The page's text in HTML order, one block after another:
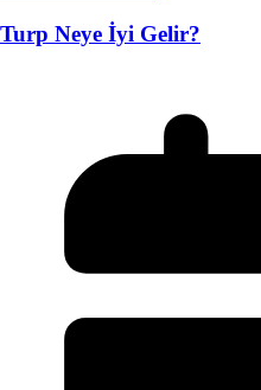
Turp Neye İyi Gelir?